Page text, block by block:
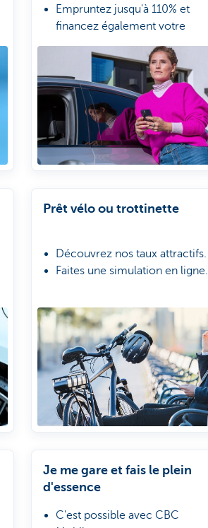
Empruntez jusqu'à 110% et
financez également votre
borne de recharge.
Prêt vélo ou trottinette
Découvrez nos taux attractifs.
Faites une simulation en ligne.
Je me gare et fais le plein
d'essence
C'est possible avec CBC